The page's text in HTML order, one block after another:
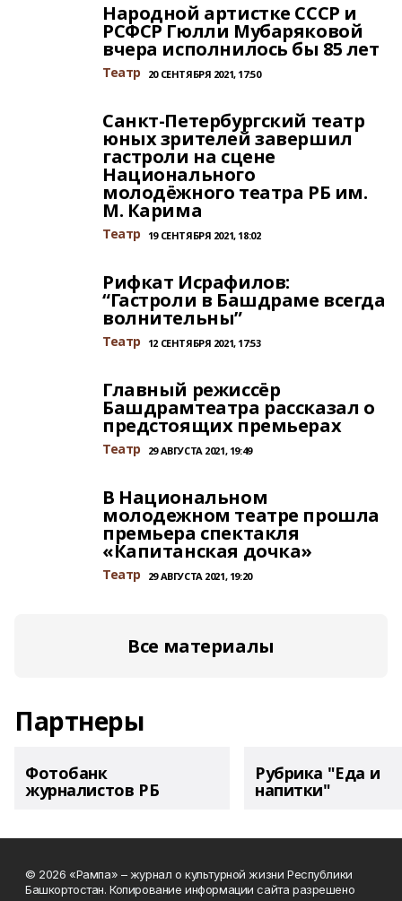
Народной артистке СССР и
РСФСР Гюлли Мубаряковой
вчера исполнилось бы 85 лет
Театр 20 СЕНТЯБРЯ 2021, 17:50
Санкт-Петербургский театр
юных зрителей завершил
гастроли на сцене
Национального
молодёжного театра РБ им.
М. Карима
Театр 19 СЕНТЯБРЯ 2021, 18:02
Рифкат Исрафилов:
“Гастроли в Башдраме всегда
волнительны”
Театр 12 СЕНТЯБРЯ 2021, 17:53
Главный режиссёр
Башдрамтеатра рассказал о
предстоящих премьерах
Театр 29 АВГУСТА 2021, 19:49
В Национальном
молодежном театре прошла
премьера спектакля
«Капитанская дочка»
Театр 29 АВГУСТА 2021, 19:20
Все материалы
Партнеры
Фотобанк
журналистов РБ
Рубрика "Еда и
напитки"
© 2026 «Рампа» – журнал о культурной жизни Республики
Башкортостан. Копирование информации сайта разрешено